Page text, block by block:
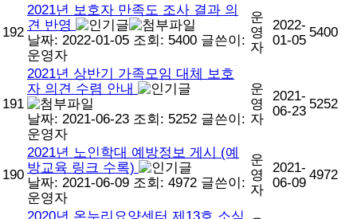
192
2021년 보호자 만족도 조사 결과 의
견 반영
날짜: 2022-01-05 조회: 5400 글쓴이:
운영자
운
영
자
2022-
01-05
5400
191
2021년 상반기 가족모임 대체 보호
자 의견 수렴 안내
날짜: 2021-06-23 조회: 5252 글쓴이:
운영자
운
영
자
2021-
06-23 5252
190
2021년 노인학대 예방정보 게시 (예
방교육 링크 수록)
날짜: 2021-06-09 조회: 4972 글쓴이:
운영자
운
영
자
2021-
06-09
4972